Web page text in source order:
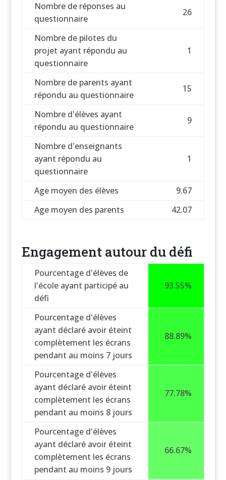
Nombre de réponses au
questionnaire
26
Nombre de pilotes du
projet ayant répondu au
questionnaire
1
Nombre de parents ayant
répondu au questionnaire
15
Nombre d'élèves ayant
répondu au questionnaire
9
Nombre d'enseignants
ayant répondu au
questionnaire
1
Age moyen des élèves
9.67
Age moyen des parents
42.07
Engagement autour du défi
Pourcentage d'élèves de
l'école ayant participé au
défi
93.55%
Pourcentage d'élèves
ayant déclaré avoir éteint
complètement les écrans
pendant au moins 7 jours
88.89%
Pourcentage d'élèves
ayant déclaré avoir éteint
complètement les écrans
pendant au moins 8 jours
77.78%
Pourcentage d'élèves
ayant déclaré avoir éteint
complètement les écrans
pendant au moins 9 jours
66.67%